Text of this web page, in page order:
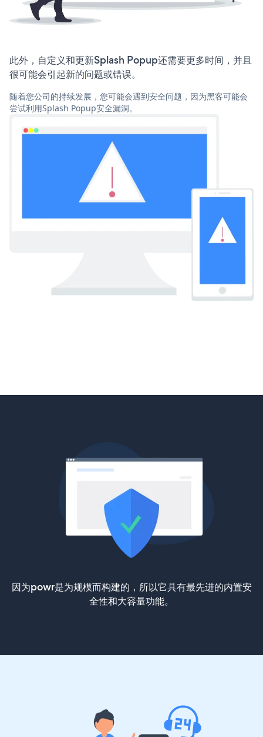
此外，自定义和更新Splash Popup还需要更多时间，并且
很可能会引起新的问题或错误。
随着您公司的持续发展，您可能会遇到安全问题，因为黑客可能会
尝试利用Splash Popup安全漏洞。
因为powr是为规模而构建的，所以它具有最先进的内置安
全性和大容量功能。